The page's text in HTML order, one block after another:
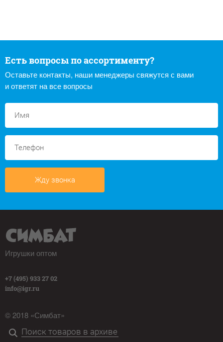
Есть вопросы по ассортименту?
Оставьте контакты, наши менеджеры свяжутся с вами
и ответят на все вопросы
Жду звонка
Игрушки оптом
+7 (495) 933 27 02
info@igr.ru
© 2018 «Симбат»